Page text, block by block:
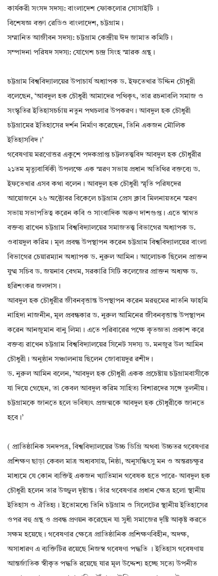
কার্যকরী সংসদ সদস্য: বাংলাদেশ ফোকলোর সোসাইটি ।
বিশেষজ্ঞ বক্তা রেডিও বাংলাদেশ, চট্টগ্রাম।
সম্মানিত আজীবন সদস্য: চট্টগ্রাম কেন্দ্রীয় ঈদ জামাত কমিটি।
সম্পাদনা পরিষদ সদস্য: যোগেশ চন্দ্র সিংহ স্মারক গ্রন্থ।
চট্টগ্রাম বিশ্ববিদ্যালয়ের উপাচার্য অধ্যাপক ড. ইফতেখার উদ্দিন চৌধুরী
বলেছেন, ‘আবদুল হক চৌধুরী আমাদের পথিকৃৎ, তার রচনাবলি সমাজ ও
সংস্কৃৃতির ইতিহাসচর্চায় নতুন পথচলার উপকরণ। আবদুল হক চৌধুরী
চট্টগ্রামের ইতিহাসের দর্শন নির্মাণ করেছেন, তিনি একজন মৌলিক
ইতিহাসবিদ।’
গবেষণায় মরণোত্তর একুশে পদকপ্রাপ্ত চট্টলতত্ত্ববিদ আবদুল হক চৌধুরীর
২১তম মৃত্যুবার্ষিকী উপলক্ষে এক স্মরণ সভায় প্রধান অতিথির বক্তব্যে ড.
ইফতেখার এসব কথা বলেন। আবদুল হক চৌধুরী স্মৃতি পরিষদের
আয়োজনে ২৬ অক্টোবর বিকেলে চট্টগ্রাম প্রেস ক্লাব মিলনায়তনে স্মরণ
সভায় সভাপতিত্ব করেন কবি ও সাংবাদিক অরুণ দাশগুপ্ত। এতে স্বাগত
বক্তব্য রাখেন চট্টগ্রাম বিশ্ববিদ্যালয়ের সমাজতত্ত্ব বিভাগের অধ্যাপক ড.
ওবায়দুল করিম। মূল প্রবন্ধ উপস্থাপন করেন চট্টগ্রাম বিশ্ববিদ্যালয়ের বাংলা
বিভাগের চেয়ারম্যান অধ্যাপক ড. নুরুল আমিন। আলোচক ছিলেন প্রাক্তন
যুগ্ম সচিব ড. জয়নাব বেগম, সরকারি সিটি কলেজের প্রাক্তন অধ্যক্ষ ড.
হরিশংকর জলদাস।
আবদুল হক চৌধুরীর জীবনবৃত্তান্ত উপস্থাপন করেন মরহুমের নাতনি ফাহমি
নাহিদা নাজনীন, মূল প্রবন্ধকার ড. নুরুল আমিনের জীবনবৃত্তান্ত উপস্থাপন
করেন আনজুমান বানু লিমা। এতে পরিবারের পক্ষে কৃৃতজ্ঞতা প্রকাশ করে
বক্তব্য রাখেন চট্টগ্রাম বিশ্ববিদ্যালয়ের সিনেট সদস্য ড. মনজুর উল আমিন
চৌধুরী। অনুষ্ঠান সঞ্চালনায় ছিলেন জোবায়দুর রশীদ।
ড. নুরুল আমিন বলেন, ‘আবদুল হক চৌধুরী একক প্রচেষ্টায় চট্টগ্রামবাসীকে
যা দিয়ে গেছেন, তা কেবল আবদুল করিম সাহিত্য বিশারদের সঙ্গে তুলনীয়।
চট্টগ্রামকে জানতে হলে ভবিষ্যৎ প্রজন্মকে আবদুল হক চৌধুরীকে জানতে
হবে।’
( প্রাতিষ্ঠানিক সনদপত্র, বিশ্ববিদ্যালয়ের উচ্চ ডিগ্রি অথবা উচ্চতর গবেষণার
প্রশিক্ষণ ছাড়া কেবল মাত্র অধ্যবসায়, নিষ্ঠা, অনুসন্ধিৎসু মন ও অন্তরচক্ষুর
মাধ্যমে যে কোন ব্যক্তিই একজন খ্যাতিমান গবেষক হতে পারে- আবদুল হক
চৌধুরী হলেন তার উজ্জ্বল দৃষ্টান্ত। তাঁর গবেষণার প্রধান ক্ষেত্র হলো স্থানীয়
ইতিহাস ও ঐতিহ্য। ইতোমধ্যে তিনি চট্টগ্রাম ও সিলেটের স্থানীয় ইতিহাসের
ওপর বহু গ্রন্থ ও প্রবন্ধ প্রণয়ন করেছেন যা সুধী সমাজের দৃষ্টি আকৃষ্ট করতে
সক্ষম হয়েছে। গবেষণার ক্ষেত্রে প্রাতিষ্ঠানিক প্রশিক্ষণবিহীন, অদক্ষ,
অসাধারণ এ ব্যক্তিটির রয়েছে নিজস্ব গবেষণা পদ্ধতি । ইতিহাস গবেষণায়
আন্তর্জাতিক স্বীকৃত পদ্ধতি রয়েছে যার মূল উদ্দেশ্য হচ্ছে সত্যে উপনীত